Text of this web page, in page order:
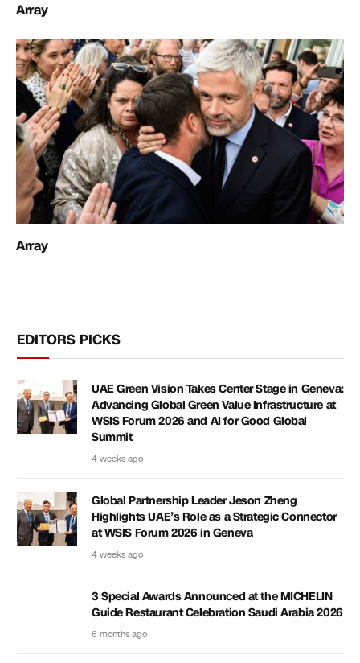
Array
Array
EDITORS PICKS
UAE Green Vision Takes Center Stage in Geneva:
Advancing Global Green Value Infrastructure at
WSIS Forum 2026 and AI for Good Global
Summit
4 weeks ago
Global Partnership Leader Jeson Zheng
Highlights UAE’s Role as a Strategic Connector
at WSIS Forum 2026 in Geneva
4 weeks ago
3 Special Awards Announced at the MICHELIN
Guide Restaurant Celebration Saudi Arabia 2026
6 months ago